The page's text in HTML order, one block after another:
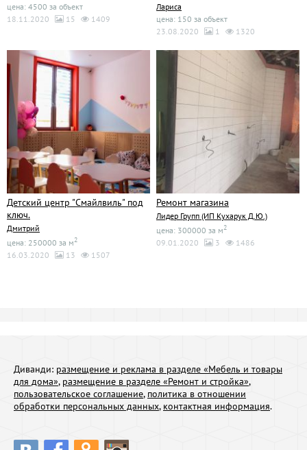
цена: 4500 за объект
18.11.2020
15 1409
Лариса
цена: 150 за объект
23.08.2020
1 1320
Детский центр "Смайлвиль" под
ключ.
Дмитрий
цена: 250000 за м2
16.03.2020 13 1507
Ремонт магазина
Лидер Групп (ИП Кухарук Д.Ю.)
цена: 300000 за м2
09.01.2020 3 1486
Диванди: размещение и реклама в разделе «Мебель и товары
для дома», размещение в разделе «Ремонт и стройка»,
пользовательское соглашение, политика в отношении
обработки персональных данных, контактная информация.